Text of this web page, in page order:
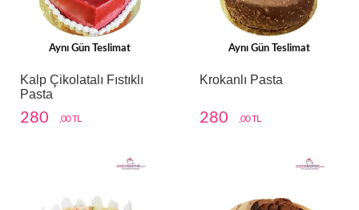
Aynı Gün Teslimat
Kalp Çikolatalı Fıstıklı
Pasta
280 ,00 TL
Aynı Gün Teslimat
Krokanlı Pasta
280 ,00 TL